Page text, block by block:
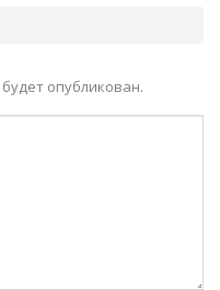
опубликован.